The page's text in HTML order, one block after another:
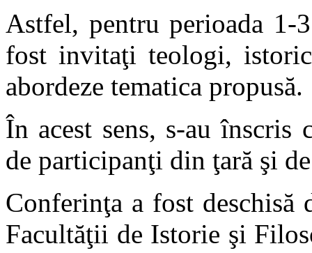
Astfel, pentru perioada 1-
fost invitaţi teologi,
abordeze tematica propusă.
În acest sens, s-au
de participanţi din ţară şi
Conferinţa a fost deschisă
Facultăţii de Istorie şi